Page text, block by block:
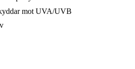
mot UVA/UVB